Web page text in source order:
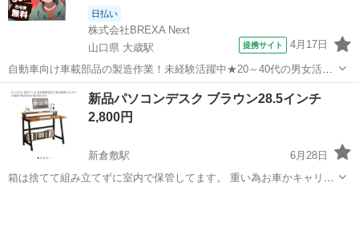
日払い
株式会社BREXA Next
山口県 大歳駅
提携サイト 4月17日
自動車向け車載部品の製造作業！未経験活躍中★20～40代の男女活躍
中！友達同士での応募OK！備品付きワンルーム寮費無料！赴任旅費会
社負担！生活支援物資事前対応可◎格安食堂利用可！年間休日135日
♪《山口県山口市》 人気の工...
山口 山口市 大歳駅 その他
新品パソコンデスク ブラウン28.5インチ
2,800円
新倉敷駅
6月28日
箱は捨てて組み立てずに室内で保管してます。 重い為お車かキャリー